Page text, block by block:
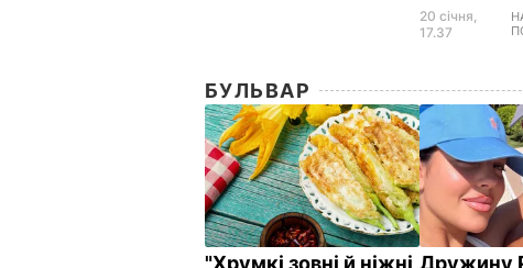
20 січня,
17.37
БУЛЬВАР
"Хрумкі зовні й ніжні Дружину